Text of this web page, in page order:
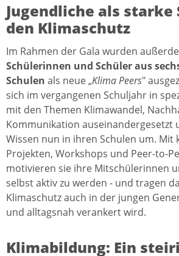
Jugendliche als
den Klimaschutz
Im Rahmen der Gala wurden
Schülerinnen und Schüler aus
Schulen als neue „Klima Peers"
sich im vergangenen Schuljahr in
mit den Themen Klimawandel,
Kommunikation auseinandergesetzt
Wissen nun in ihren Schulen um. Mit
Projekten, Workshops und Peer-to-
motivieren sie ihre Mitschülerinnen
selbst aktiv zu werden - und tragen
Klimaschutz auch in der jungen
und alltagsnah verankert wird.
Klimabildung: Ein